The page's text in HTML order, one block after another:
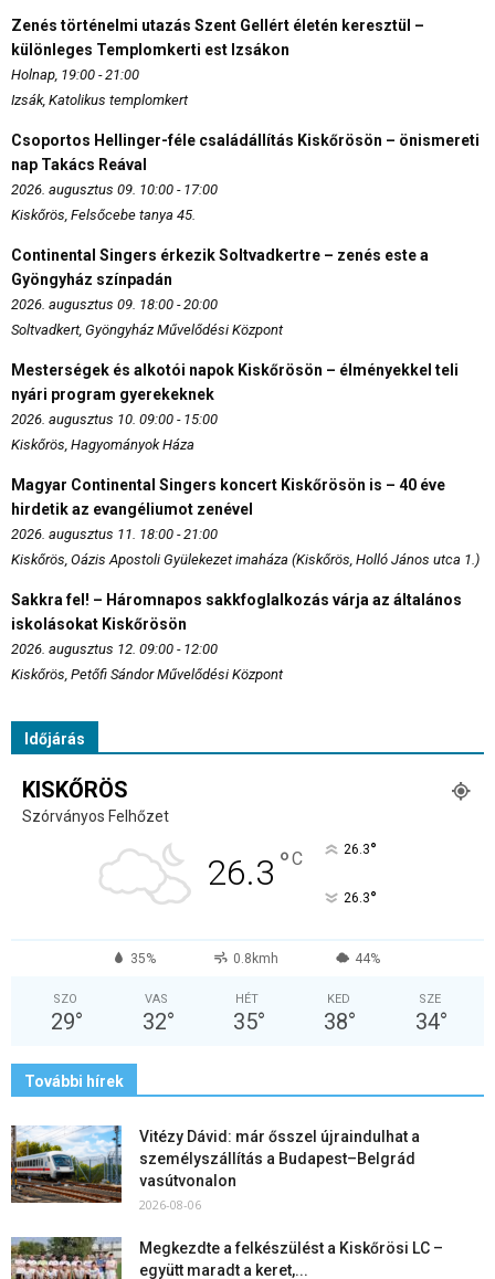
Zenés történelmi utazás Szent Gellért életén keresztül –
különleges Templomkerti est Izsákon
Holnap, 19:00 - 21:00
Izsák, Katolikus templomkert
Csoportos Hellinger-féle családállítás Kiskőrösön – önismereti
nap Takács Reával
2026. augusztus 09. 10:00 - 17:00
Kiskőrös, Felsőcebe tanya 45.
Continental Singers érkezik Soltvadkertre – zenés este a
Gyöngyház színpadán
2026. augusztus 09. 18:00 - 20:00
Soltvadkert, Gyöngyház Művelődési Központ
Mesterségek és alkotói napok Kiskőrösön – élményekkel teli
nyári program gyerekeknek
2026. augusztus 10. 09:00 - 15:00
Kiskőrös, Hagyományok Háza
Magyar Continental Singers koncert Kiskőrösön is – 40 éve
hirdetik az evangéliumot zenével
2026. augusztus 11. 18:00 - 21:00
Kiskőrös, Oázis Apostoli Gyülekezet imaháza (Kiskőrös, Holló János utca 1.)
Sakkra fel! – Háromnapos sakkfoglalkozás várja az általános
iskolásokat Kiskőrösön
2026. augusztus 12. 09:00 - 12:00
Kiskőrös, Petőfi Sándor Művelődési Központ
Időjárás
KISKŐRÖS
Szórványos Felhőzet
26.3 °C 26.3°
26.3°
35% 0.8kmh 44%
SZO
29°
VAS
32°
HÉT
35°
KED
38°
SZE
34°
További hírek
Vitézy Dávid: már ősszel újraindulhat a
személyszállítás a Budapest–Belgrád
vasútvonalon
2026-08-06
Megkezdte a felkészülést a Kiskőrösi LC –
együtt maradt a keret,...